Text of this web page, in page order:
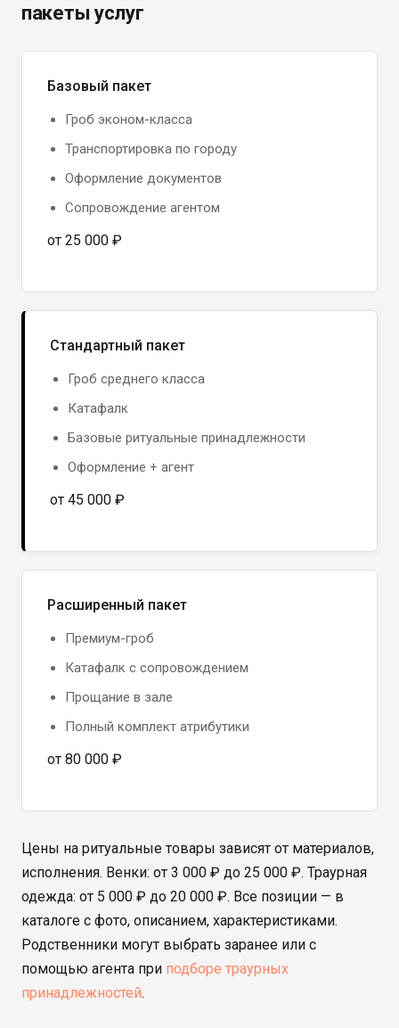
пакеты услуг
Базовый пакет
Гроб эконом-класса
Транспортировка по городу
Оформление документов
Сопровождение агентом
от 25 000 ₽
Стандартный пакет
Гроб среднего класса
Катафалк
Базовые ритуальные принадлежности
Оформление + агент
от 45 000 ₽
Расширенный пакет
Премиум-гроб
Катафалк с сопровождением
Прощание в зале
Полный комплект атрибутики
от 80 000 ₽
Цены на ритуальные товары зависят от материалов,
исполнения. Венки: от 3 000 ₽ до 25 000 ₽. Траурная
одежда: от 5 000 ₽ до 20 000 ₽. Все позиции — в
каталоге с фото, описанием, характеристиками.
Родственники могут выбрать заранее или с
помощью агента при подборе траурных
принадлежностей.